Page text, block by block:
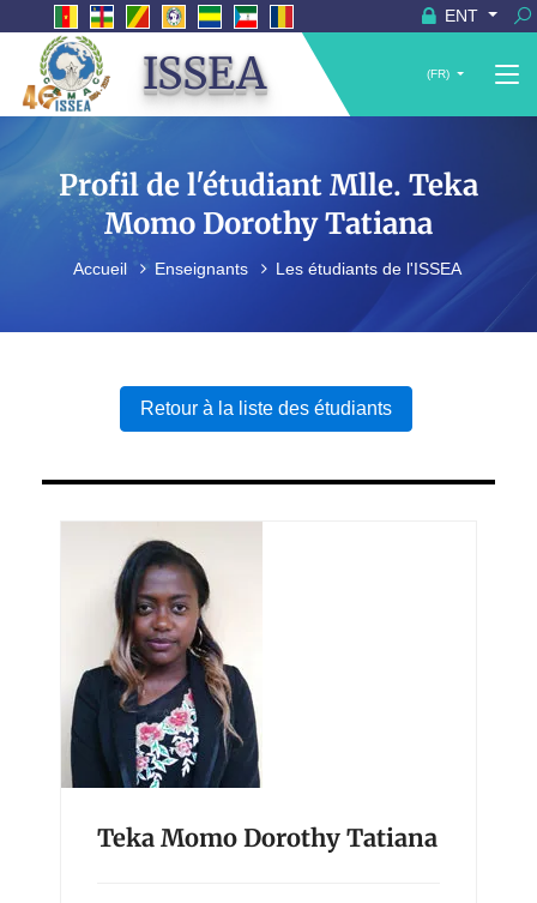
ENT
ISSEA (FR)
Profil de l'étudiant Mlle. Teka
Momo Dorothy Tatiana
Accueil Enseignants Les étudiants de l'ISSEA
Retour à la liste des étudiants
Teka Momo Dorothy Tatiana